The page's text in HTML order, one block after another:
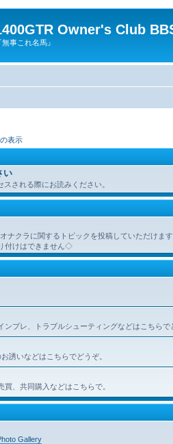
Owner's Club
無事これ名馬』
表示
い
される際にお読みください。
ナクラに関するトピックを投稿していただけま
付けはできません◇
ンプレ、トラブルシューティングなどはこちらで
誘いなどはこちらでどうぞ。
買、共同購入などはこちらで。
Gallery